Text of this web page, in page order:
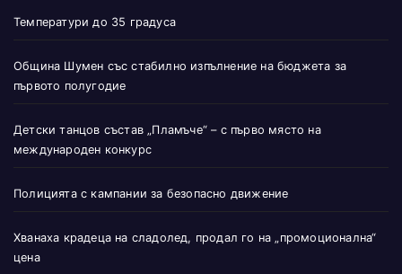
Температури до 35 градуса
Община Шумен със стабилно изпълнение на бюджета за
първото полугодие
Детски танцов състав „Пламъче“ – с първо място на
международен конкурс
Полицията с кампании за безопасно движение
Хванаха крадеца на сладолед, продал го на „промоционална“
цена